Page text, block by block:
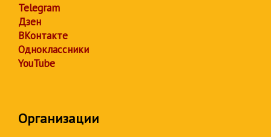
Telegram
Дзен
ВКонтакте
Одноклассники
YouTube
Организации